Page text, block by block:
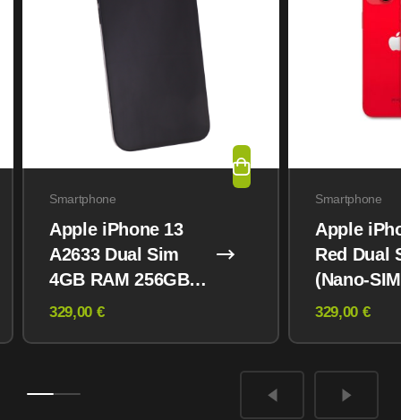
Smartphone
Apple iPhone 13
A2633 Dual Sim
4GB RAM 256GB
Midnight
329,00 €
Smartphone
Apple
Red Dual
(Nano-
eSIM)
329,00 €